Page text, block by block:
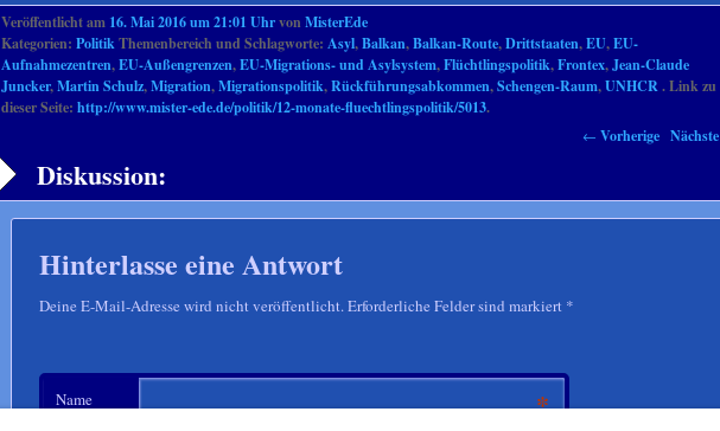
Veröffentlicht am 16. Mai 2016 um 21:01 Uhrvon MisterEde
Kategorien: PolitikThemenbereich und Schlagworte: Asyl,Balkan,Balkan-Route,Drittstaaten,EU,EU-
Aufnahmezentren,EU-Außengrenzen,EU-Migrations- und Asylsystem,Flüchtlingspolitik,Frontex,Jean-Claude
Juncker,Martin Schulz,Migration,Migrationspolitik,Rückführungsabkommen,Schengen-Raum,UNHCR. Link zu
dieser Seite: http://www.mister-ede.de/politik/12-monate-fluechtlingspolitik/5013.
← Vorherige Nächste
Diskussion:
Hinterlasse eine Antwort
Deine E-Mail-Adresse wird nicht veröffentlicht. Erforderliche Felder sind markiert *
Name *